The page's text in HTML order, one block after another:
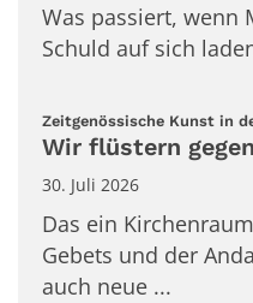
Was passiert, wenn
Schuld auf sich
Zeitgenössische Kunst in
Wir flüstern
30. Juli 2026
Das ein
Gebets und der
auch neue ...